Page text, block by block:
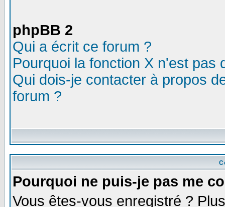
phpBB 2
Qui a écrit ce forum ?
Pourquoi la fonction X n'est pas
Qui dois-je contacter à propos
forum ?
Pourquoi ne puis-je pas me
Vous êtes-vous enregistré ?